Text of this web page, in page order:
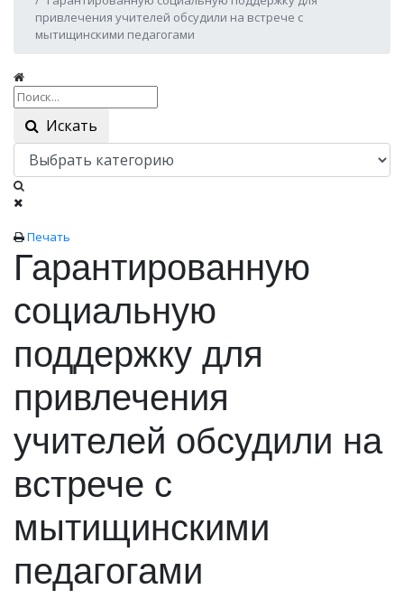
привлечения учителей обсудили на встрече с
мытищинскими педагогами
Искать
Печать
Гарантированную
социальную
поддержку для
привлечения
учителей обсудили на
встрече с
мытищинскими
педагогами